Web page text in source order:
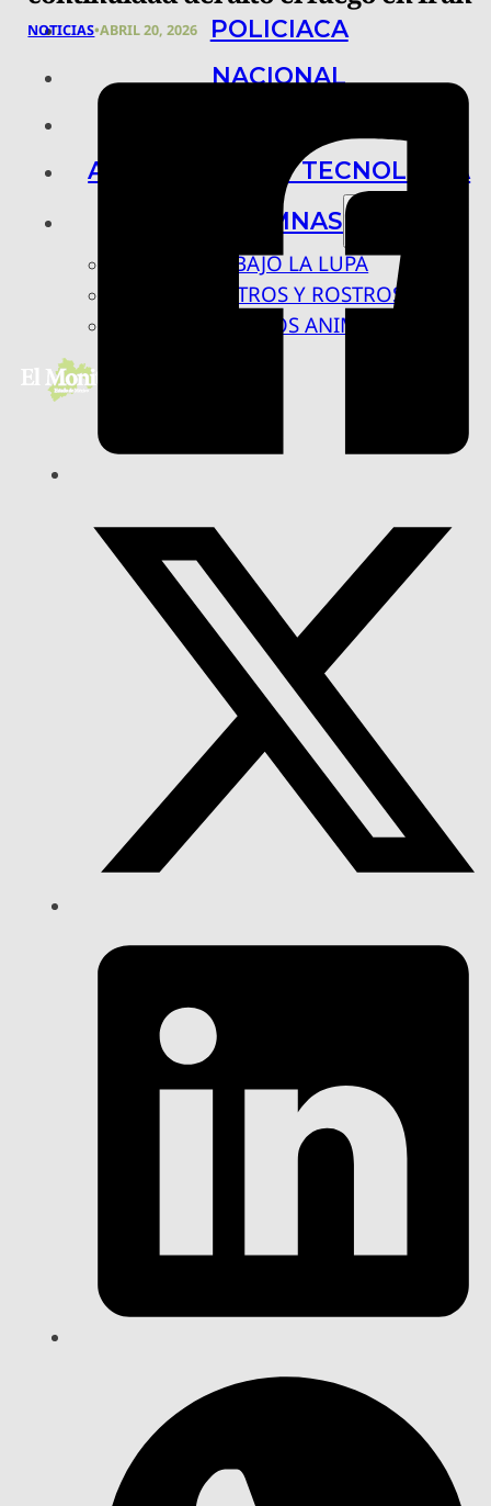
POLICIACA
NACIONAL
ARTE, CIENCIA Y TECNOLOGÍA
COLUMNAS
BAJO LA LUPA
RASTROS Y ROSTROS
VÍNCULOS ANIMALES
NOTICIAS•ABRIL 20, 2026